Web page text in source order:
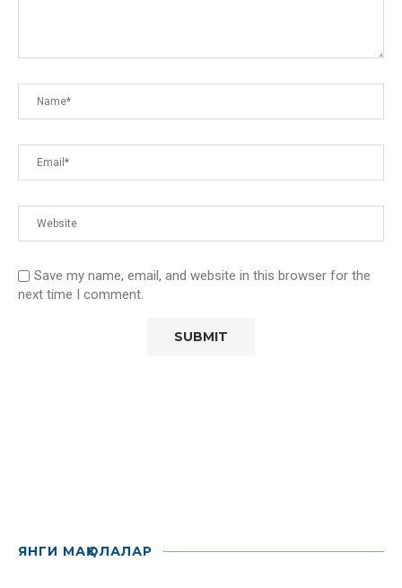
Save my name, email, and website in this browser for the
next time I comment.
ЯНГИ МАҚОЛАЛАР